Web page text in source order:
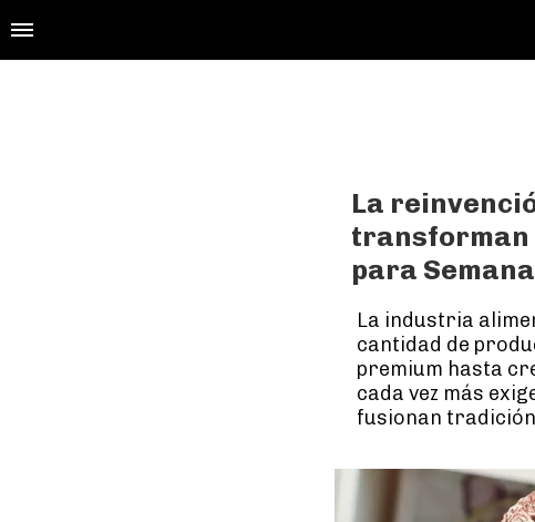
La
transforman
para
La industria
cantidad de
premium hasta
cada vez más
fusionan